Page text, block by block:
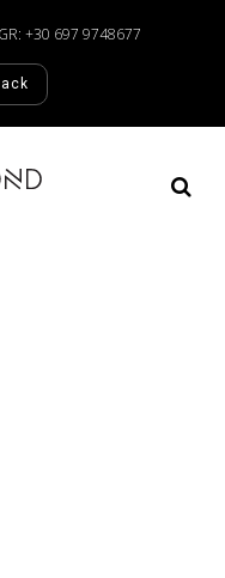
GR: +30 697 9748677